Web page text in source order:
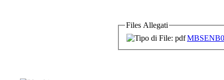
Files Allegati